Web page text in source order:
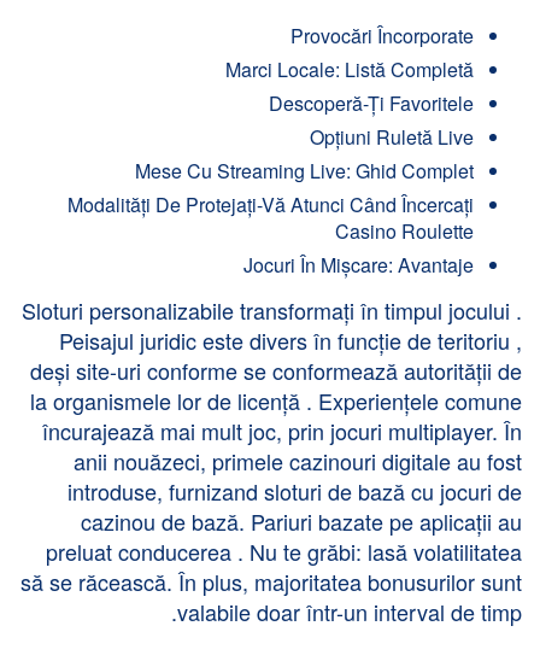
Provocări Încorporate
Marci Locale: Listă Completă
Descoperă-Ți Favoritele
Opțiuni Ruletă Live
Mese Cu Streaming Live: Ghid Complet
Modalități De Protejați-Vă Atunci Când Încercați
Casino Roulette
Jocuri În Mișcare: Avantaje
Sloturi personalizabile transformați în timpul jocului .
Peisajul juridic este divers în funcție de teritoriu ,
deși site-uri conforme se conformează autorității de
la organismele lor de licență . Experiențele comune
încurajează mai mult joc, prin jocuri multiplayer. În
anii nouăzeci, primele cazinouri digitale au fost
introduse, furnizand ​​sloturi de bază cu jocuri de
cazinou de bază. Pariuri bazate pe aplicații au
preluat conducerea . Nu te grăbi: lasă volatilitatea
să se răcească. În plus, majoritatea bonusurilor sunt
valabile doar într-un interval de timp.